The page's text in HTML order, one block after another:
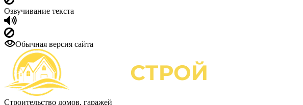
Озвучивание текста
Обычная версия сайта
Строительство домов, гаражей